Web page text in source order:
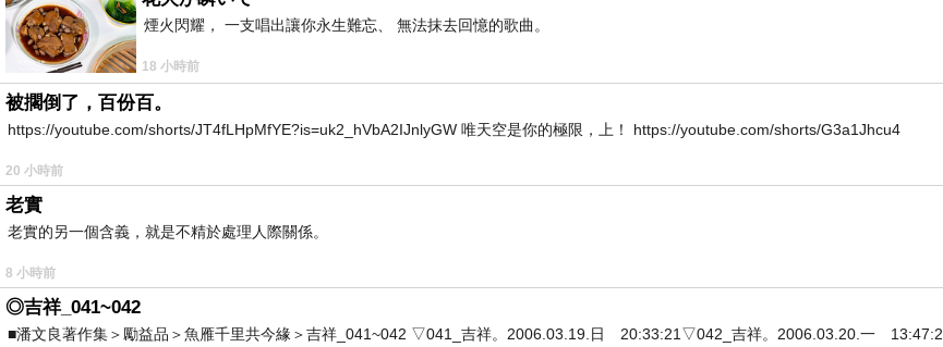
煙火閃耀， 一支唱出讓你永生難忘、 無法抹去回憶的歌曲。
18 小時前
被擱倒了，百份百。
https://youtube.com/shorts/JT4fLHpMfYE?is=uk2_hVbA2IJnlyGW 唯天空是你的極限，上！ https://youtube.com/shorts/G3a1Jhcu4
20 小時前
老實
老實的另一個含義，就是不精於處理人際關係。
8 小時前
◎吉祥_041~042
■潘文良著作集＞勵益品＞魚雁千里共今緣＞吉祥_041~042 ▽041_吉祥。2006.03.19.日 20:33:21▽042_吉祥。2006.03.20.一 13:47:2